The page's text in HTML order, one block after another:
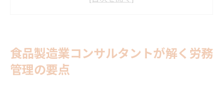
食品製造業コンサルタントの視点で見る人
の第一歩
食品製造業で求められる労務管理ノウハウ
食品製造業コンサルタントが解く労務
管理の要点